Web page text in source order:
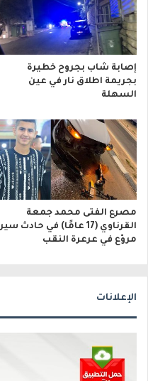
إصابة شاب بجروح خطيرة
بجريمة اطلاق نار في عين
السهلة
مصرع الفتى محمد جمعة
القرناوي (17 عامًا) في حادث سير
مروّع في عرعرة النقب
الإعلانات